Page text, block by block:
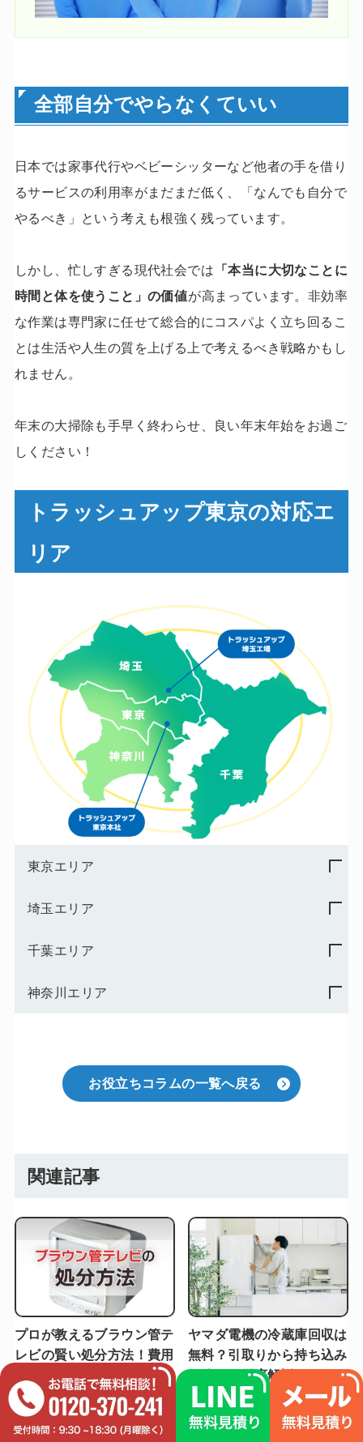
全部自分でやらなくていい
日本では家事代行やベビーシッターなど他者の手を借り
るサービスの利用率がまだまだ低く、「なんでも自分で
やるべき」という考えも根強く残っています。
しかし、忙しすぎる現代社会では 「本当に大切なことに
時間と体を使うこと」の価値が高まっています。非効率
な作業は専門家に任せて総合的にコスパよく立ち回るこ
とは生活や人生の質を上げる上で考えるべき戦略かもし
れません。
年末の大掃除も手早く終わらせ、良い年末年始をお過ご
しください！
トラッシュアップ東京の対応エ
リア
東京エリア
埼玉エリア
千葉エリア
神奈川エリア
お役立ちコラムの一覧へ戻る
関連記事
プロが教えるブラウン管テ
レビの賢い処分方法！費用
や手順を解説
ヤマダ電機の冷蔵庫回収は
無料？引取りから持ち込み
処分まで徹底解説